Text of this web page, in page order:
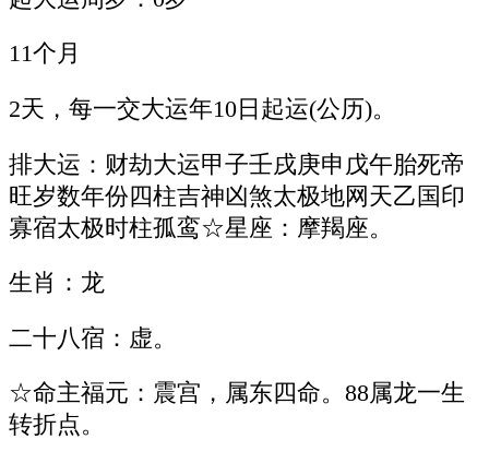
11个月
2天，每一交大运年10日起运(公历)。
排大运：财劫大运甲子壬戌庚申戊午胎死帝
旺岁数年份四柱吉神凶煞太极地网天乙国印
寡宿太极时柱孤鸾☆星座：摩羯座。
生肖：龙
二十八宿：虚。
☆命主福元：震宫，属东四命。88属龙一生
转折点。